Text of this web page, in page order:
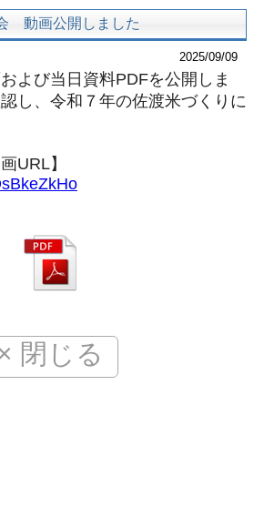
動画公開しました
2025/09/09
よび当日資料PDFを公開しま
し、令和７年の佐渡米づくりに
URL】
閉じる